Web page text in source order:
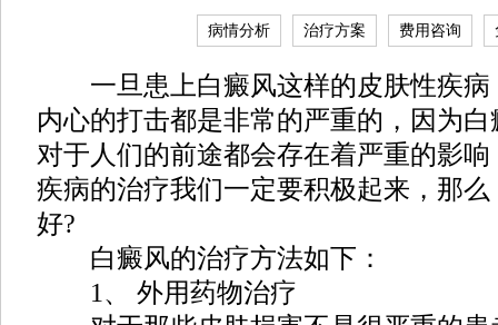
病情分析 治疗方案 费用咨询
一旦患上白癜风这样的皮肤性疾病
内心的打击都是非常的严重的，因为
对于人们的前途都会存在着严重的影
疾病的治疗我们一定要积极起来，那
好?
白癜风的治疗方法如下：
1、 外用药物治疗